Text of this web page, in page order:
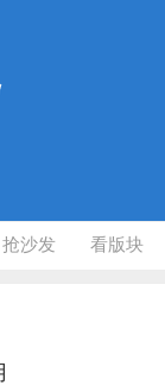
抢沙发 看版块